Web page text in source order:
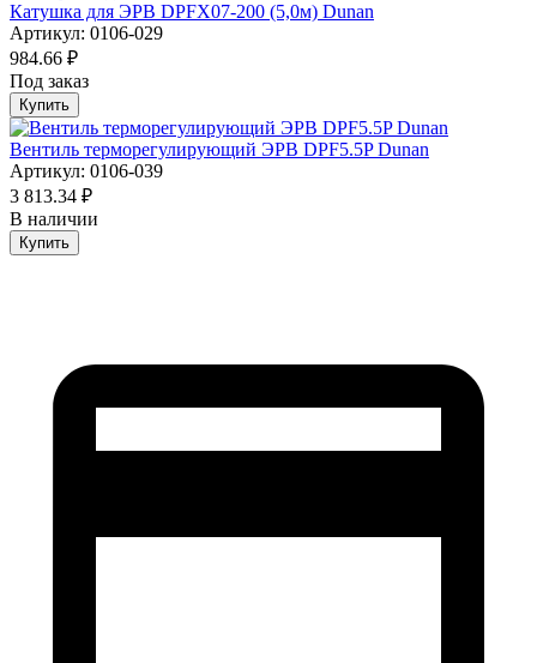
Катушка для ЭРВ DPFX07-200 (5,0м) Dunan
Артикул: 0106-029
984.66 ₽
Под заказ
Купить
Вентиль терморегулирующий ЭРВ DPF5.5P Dunan
Артикул: 0106-039
3 813.34 ₽
В наличии
Купить